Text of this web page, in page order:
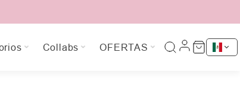
Collabs OFERTAS